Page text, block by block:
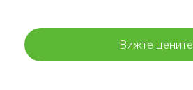
Вижте цените